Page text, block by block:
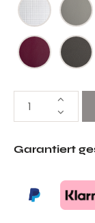
Garantiert